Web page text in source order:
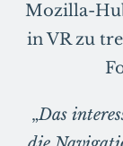
Mozilla-
in VR zu
„Das